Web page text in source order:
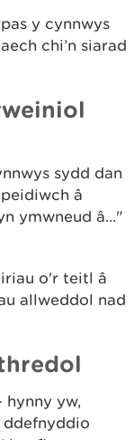
y cynnwys
chi’n siarad
sydd dan
â
ymwneud â..."
o'r teitl â
allweddol nad
hynny yw,
ddefnyddio